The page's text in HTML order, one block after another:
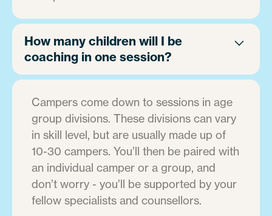
How many children will I be
coaching in one session?
Campers come down to sessions in age
group divisions. These divisions can vary
in skill level, but are usually made up of
10-30 campers. You’ll then be paired with
an individual camper or a group, and
don’t worry - you’ll be supported by your
fellow specialists and counsellors.